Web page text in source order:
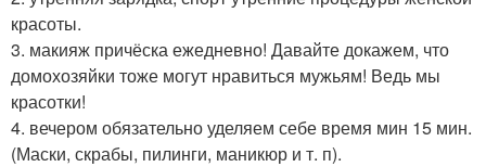
красоты.
3. макияж причёска ежедневно! Давайте докажем, что
домохозяйки тоже могут нравиться мужьям! Ведь мы
красотки!
4. вечером обязательно уделяем себе время мин 15 мин.
(Маски, скрабы, пилинги, маникюр и т. п).